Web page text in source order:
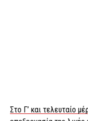
Στο Γ’ και τελευταίο